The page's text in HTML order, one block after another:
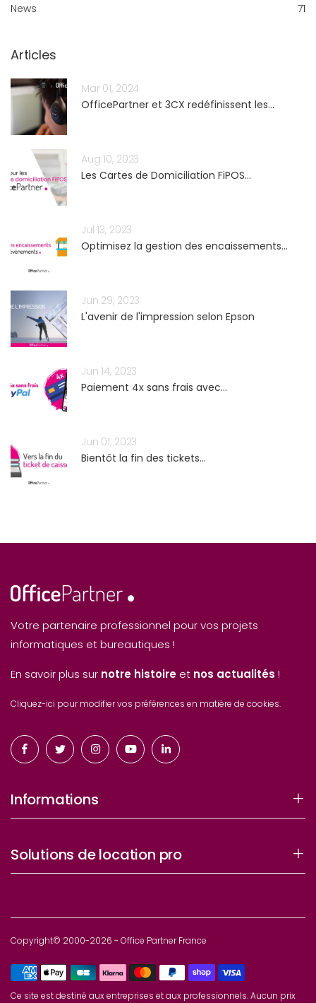
News 71
Articles
Mar 01, 2024
OfficePartner et 3CX redéfinissent les...
Aug 10, 2023
Les Cartes de Domiciliation FiPOS...
Jul 13, 2023
Optimisez la gestion des encaissements...
Jun 29, 2023
L'avenir de l'impression selon Epson
Jun 14, 2023
Paiement 4x sans frais avec...
Jun 01, 2023
Bientôt la fin des tickets...
Votre partenaire professionnel pour vos projets
informatiques et bureautiques !
En savoir plus sur notre histoire et nos actualités !
Cliquez-ici pour modifier vos préférences en matière de cookies.
Informations
Solutions de location pro
Copyright© 2000-2026 - Office Partner France
Ce site est destiné aux entreprises et aux professionnels. Aucun prix